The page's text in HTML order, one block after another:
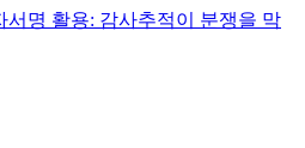
명 활용: 감사추적이 분쟁을 막